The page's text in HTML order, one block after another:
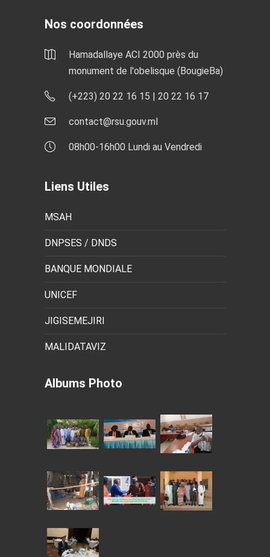
Nos coordonnées
Hamadallaye ACI 2000 près du
monument de l'obelisque (BougieBa)
(+223) 20 22 16 15 | 20 22 16 17
contact@rsu.gouv.ml
08h00-16h00 Lundi au Vendredi
Liens Utiles
MSAH
DNPSES / DNDS
BANQUE MONDIALE
UNICEF
JIGISEMEJIRI
MALIDATAVIZ
Albums Photo